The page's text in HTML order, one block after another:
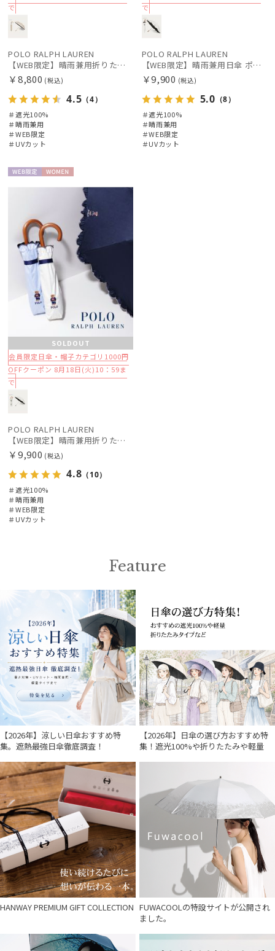
で
POLO RALPH LAUREN
【WEB限定】晴雨兼用折りたたみ日傘 ポロ ラルフ ローレン（POLO RALPH LAUREN）ポロ ベア ポニー
￥8,800 (税込)
4.5 （4）
＃遮光100%
＃晴雨兼用
＃WEB限定
＃UVカット
で
POLO RALPH LAUREN
【WEB限定】晴雨兼用日傘 ポロ ラルフ ローレン（POLO RALPH LAUREN）フリル ポロ ベア 遮光100 UV100
￥9,900 (税込)
5.0 （8）
＃遮光100%
＃晴雨兼用
＃WEB限定
＃UVカット
SOLDOUT
会員限定日傘・帽子カテゴリ1000円
OFFクーポン 8月18日(火)10：59ま
で
POLO RALPH LAUREN
【WEB限定】晴雨兼用折りたたみ日傘 ポロ ラルフ ローレン（POLO RALPH LAUREN）フリル ポロ ベア 遮光100 UV100
￥9,900 (税込)
4.8 （10）
＃遮光100%
＃晴雨兼用
＃WEB限定
＃UVカット
Feature
【2026年】涼しい日傘おすすめ特
集。遮熱最強日傘徹底調査！
【2026年】日傘の選び方おすすめ特
集！遮光100%や折りたたみや軽量
HANWAY PREMIUM GIFT COLLECTION FUWACOOLの特設サイトが公開され
ました。